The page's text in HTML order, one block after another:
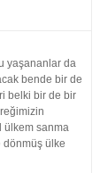
yaşananlar da
bende bir de
belki bir de bir
ülkem sanma
dönmüş ülke